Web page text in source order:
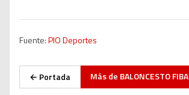
Fuente:PIO Deportes
← Portada Más de BALONCESTO FIBA